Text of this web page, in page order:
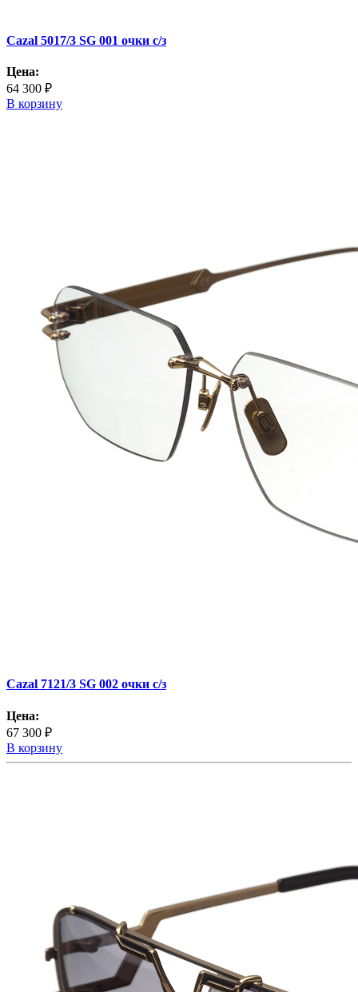
Cazal 5017/3 SG 001 очки с/з
Цена:
64 300 ₽
В корзину
Cazal 7121/3 SG 002 очки с/з
Цена:
67 300 ₽
В корзину